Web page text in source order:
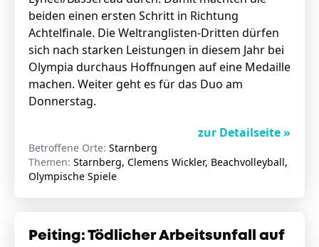
beiden einen ersten Schritt in Richtung
Achtelfinale. Die Weltranglisten-Dritten dürfen
sich nach starken Leistungen in diesem Jahr bei
Olympia durchaus Hoffnungen auf eine Medaille
machen. Weiter geht es für das Duo am
Donnerstag.
zur Detailseite »
Betroffene Orte: Starnberg
Themen: Starnberg, Clemens Wickler, Beachvolleyball,
Olympische Spiele
Peiting: Tödlicher Arbeitsunfall auf